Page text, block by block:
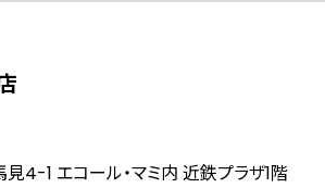
4-1 エコール・マミ内 近鉄プラザ1階